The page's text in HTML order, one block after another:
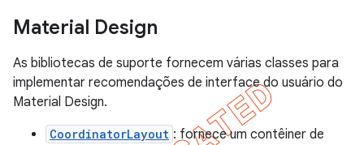
Material Design
As bibliotecas de suporte fornecem várias classes para
implementar recomendações de interface do usuário do
Material Design.
CoordinatorLayout : fornece um contêiner de